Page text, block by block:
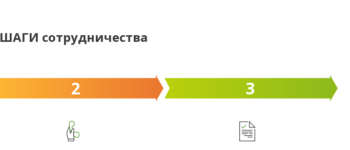
ШАГИ сотрудничества
2 3